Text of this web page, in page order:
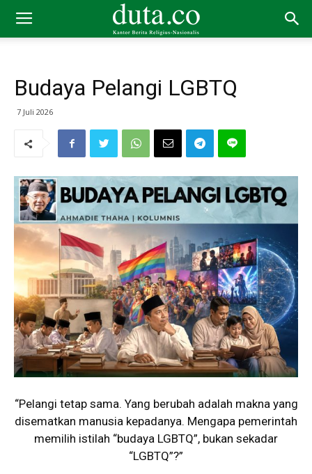
Budaya Pelangi LGBTQ
7 Juli 2026
“Pelangi tetap sama. Yang berubah adalah makna yang
disematkan manusia kepadanya. Mengapa pemerintah
memilih istilah “budaya LGBTQ”, bukan sekadar
“LGBTQ”?”